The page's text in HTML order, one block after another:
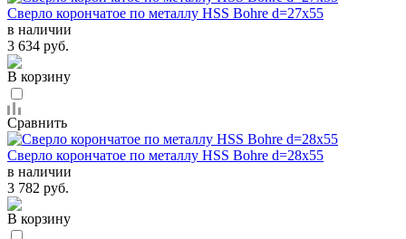
Сверло корончатое по металлу HSS Bohre d=27х55
в наличии
3 634 руб.
В корзину
Сравнить
Сверло корончатое по металлу HSS Bohre d=28х55
в наличии
3 782 руб.
В корзину